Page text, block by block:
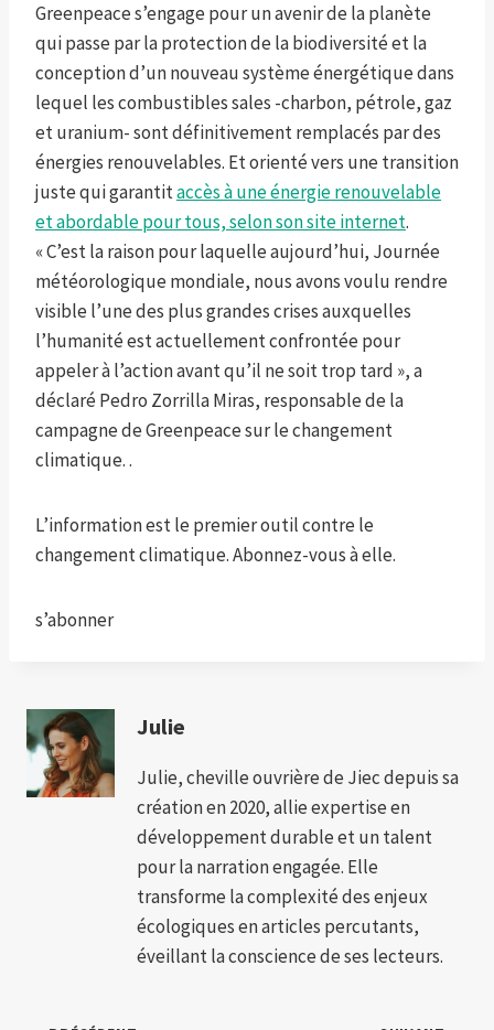
Greenpeace s’engage pour un avenir de la planète
qui passe par la protection de la biodiversité et la
conception d’un nouveau système énergétique dans
lequel les combustibles sales -charbon, pétrole, gaz
et uranium- sont définitivement remplacés par des
énergies renouvelables. Et orienté vers une transition
juste qui garantitaccès à une énergie renouvelable
et abordable pour tous, selon son site internet.
« C’est la raison pour laquelle aujourd’hui, Journée
météorologique mondiale, nous avons voulu rendre
visible l’une des plus grandes crises auxquelles
l’humanité est actuellement confrontée pour
appeler à l’action avant qu’il ne soit trop tard », a
déclaré Pedro Zorrilla Miras, responsable de la
campagne de Greenpeace sur le changement
climatique. .
L’information est le premier outil contre le
changement climatique. Abonnez-vous à elle.
s’abonner
Julie
Julie, cheville ouvrière de Jiec depuis sa
création en 2020, allie expertise en
développement durable et un talent
pour la narration engagée. Elle
transforme la complexité des enjeux
écologiques en articles percutants,
éveillant la conscience de ses lecteurs.